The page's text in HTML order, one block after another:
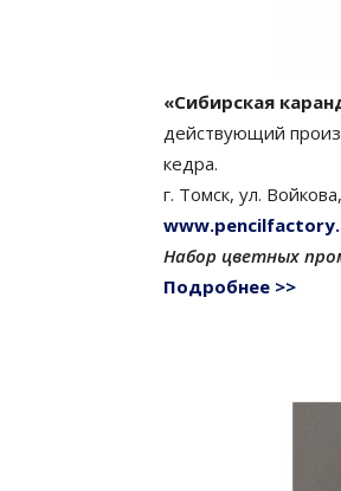
«Сибирская
действующий
кедра.
г. Томск, ул.
Набор цветных
Подробнее >>